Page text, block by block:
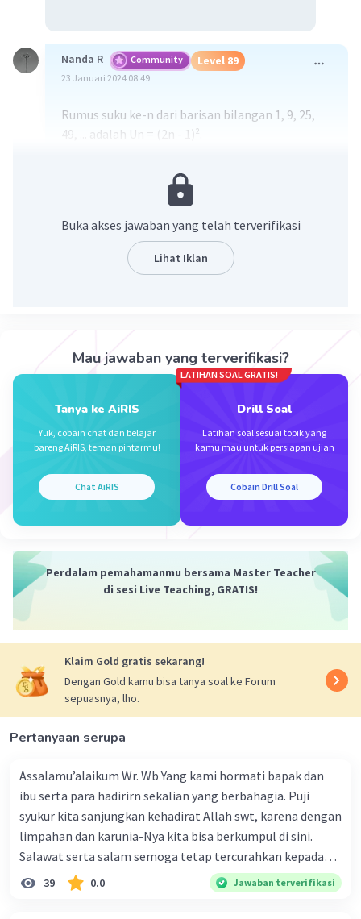
Nanda R Community Level 89
23 Januari 2024 08:49
Rumus suku ke-n dari barisan bilangan 1, 9, 25,
49, ... adalah Un = (2n - 1)².
Buka akses jawaban yang telah terverifikasi
Lihat Iklan
Mau jawaban yang terverifikasi?
Tanya ke AiRIS
Yuk, cobain chat dan belajar
bareng AiRIS, teman pintarmu!
Chat AiRIS
LATIHAN SOAL GRATIS!
Drill Soal
Latihan soal sesuai topik yang
kamu mau untuk persiapan ujian
Cobain Drill Soal
Perdalam pemahamanmu bersama Master Teacher
di sesi Live Teaching, GRATIS!
Klaim Gold gratis sekarang!
Dengan Gold kamu bisa tanya soal ke Forum
sepuasnya, lho.
Pertanyaan serupa
Assalamu’alaikum Wr. Wb Yang kami hormati bapak dan
ibu serta para hadirirn sekalian yang berbahagia. Puji
syukur kita sanjungkan kehadirat Allah swt, karena dengan
limpahan dan karunia-Nya kita bisa berkumpul di sini.
Salawat serta salam semoga tetap tercurahkan kepada
junjungan Nabi besar Muhammad saw, karena beliau
menyiarkan agama yang haq, yakni agama islam, agama
39 0.0 Jawaban terverifikasi